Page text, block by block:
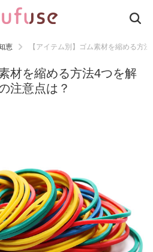
恵 【アイテム別】ゴム素材を縮める方
材を縮める方法4つを解
注意点は？